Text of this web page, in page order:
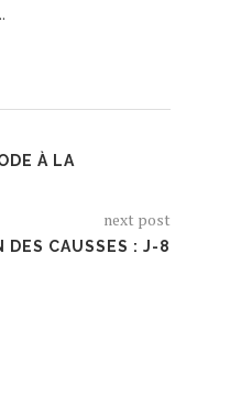
À LA
next post
DES CAUSSES : J-8